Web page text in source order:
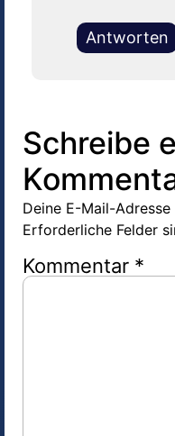
Antworten
Schreibe
Deine E-Mail-
Erforderliche Felder
Kommentar *